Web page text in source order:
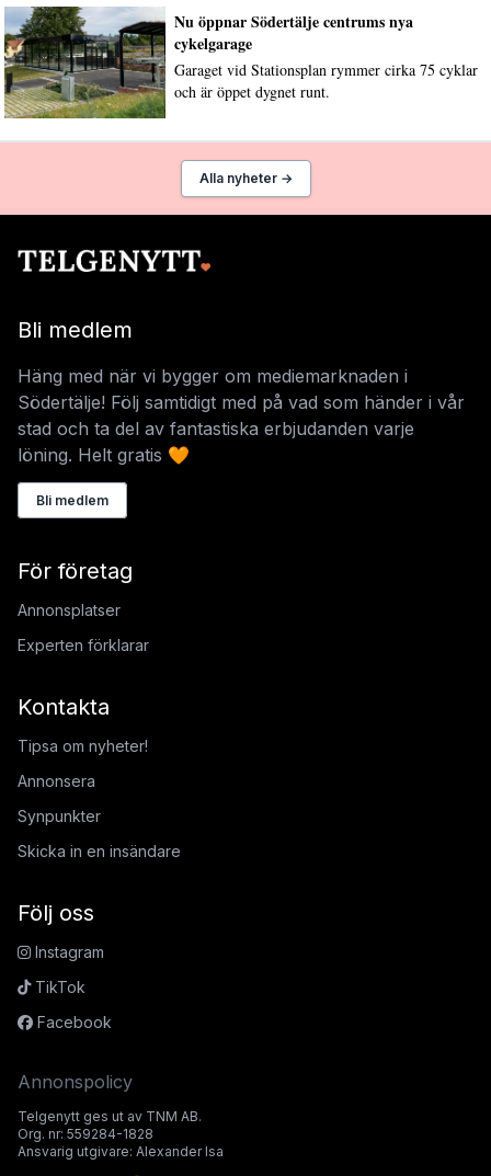
Nu öppnar Södertälje centrums nya
cykelgarage
Garaget vid Stationsplan rymmer cirka 75 cyklar
och är öppet dygnet runt.
Alla nyheter →
Bli medlem
Häng med när vi bygger om mediemarknaden i
Södertälje! Följ samtidigt med på vad som händer i vår
stad och ta del av fantastiska erbjudanden varje
löning. Helt gratis 🧡
Bli medlem
För företag
Annonsplatser
Experten förklarar
Kontakta
Tipsa om nyheter!
Annonsera
Synpunkter
Skicka in en insändare
Följ oss
Instagram
TikTok
Facebook
Annonspolicy
Telgenytt ges ut av TNM AB.
Org. nr: 559284-1828
Ansvarig utgivare: Alexander Isa